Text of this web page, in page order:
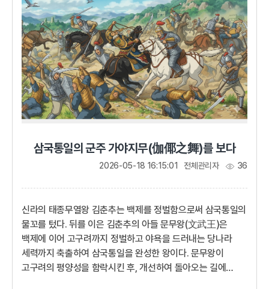
적어졌다. 하루 종일 한마디도 하지 않을 때도 있어서 측근에서
모시는 궁녀들조차 그의...
삼국통일의 군주 가야지무(伽倻之舞)를 보다
전체관리자 36
신라의 태종무열왕 김춘추는 백제를 정벌함으로써 삼국통일의
물꼬를 텄다. 뒤를 이은 김춘추의 아들 문무왕(文武王)은
백제에 이어 고구려까지 정벌하고 야욕을 드러내는 당나라
세력까지 축출하여 삼국통일을 완성한 왕이다. 문무왕이
고구려의 평양성을 함락시킨 후, 개선하여 돌아오는 길에
2026-05-18 16:15:01